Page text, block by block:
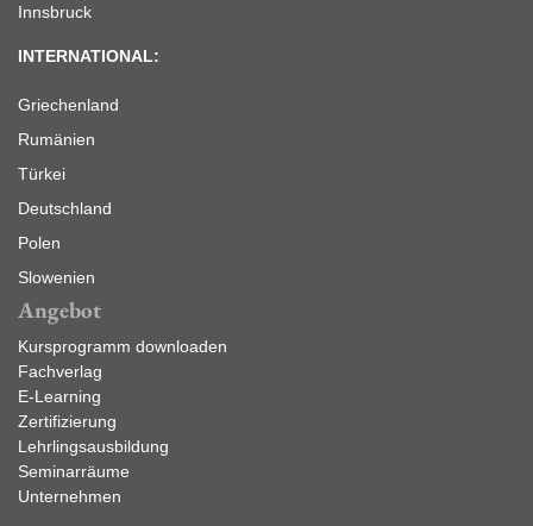
Innsbruck
INTERNATIONAL:
Griechenland
Rumänien
Türkei
Deutschland
Polen
Slowenien
Angebot
Kursprogramm downloaden
Fachverlag
E-Learning
Zertifizierung
Lehrlingsausbildung
Seminarräume
Unternehmen